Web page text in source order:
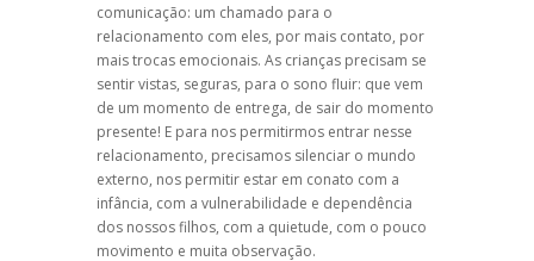
comunicação: um chamado para o
relacionamento com eles, por mais contato, por
mais trocas emocionais. As crianças precisam se
sentir vistas, seguras, para o sono fluir: que vem
de um momento de entrega, de sair do momento
presente! E para nos permitirmos entrar nesse
relacionamento, precisamos silenciar o mundo
externo, nos permitir estar em conato com a
infância, com a vulnerabilidade e dependência
dos nossos filhos, com a quietude, com o pouco
movimento e muita observação.